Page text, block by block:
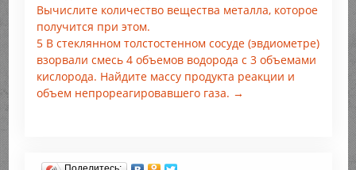
Вычислите количество вещества металла, которое
получится при этом.
5 В стеклянном толстостенном сосуде (эвдиометре)
взорвали смесь 4 объемов водорода с 3 объемами
кислорода. Найдите массу продукта реакции и
объем непрореагировавшего газа. →